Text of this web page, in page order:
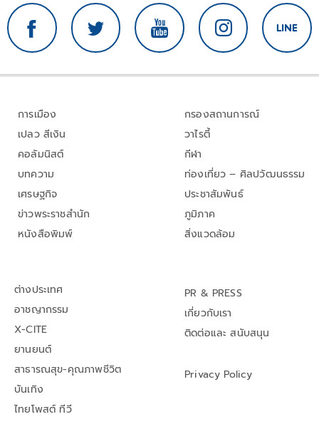
การเมือง
เปลว สีเงิน
คอลัมนิสต์
บทความ
เศรษฐกิจ
ข่าวพระราชสำนัก
หนังสือพิมพ์
กรองสถานการณ์
วาไรตี้
กีฬา
ท่องเที่ยว – ศิลปวัฒนธรรม
ประชาสัมพันธ์
ภูมิภาค
สิ่งแวดล้อม
ต่างประเทศ
อาชญากรรม
X-CITE
ยานยนต์
สาธารณสุข-คุณภาพชีวิต
บันเทิง
ไทยโพสต์ ทีวี
PR & PRESS
เกี่ยวกับเรา
ติดต่อและ สนับสนุน
Privacy Policy